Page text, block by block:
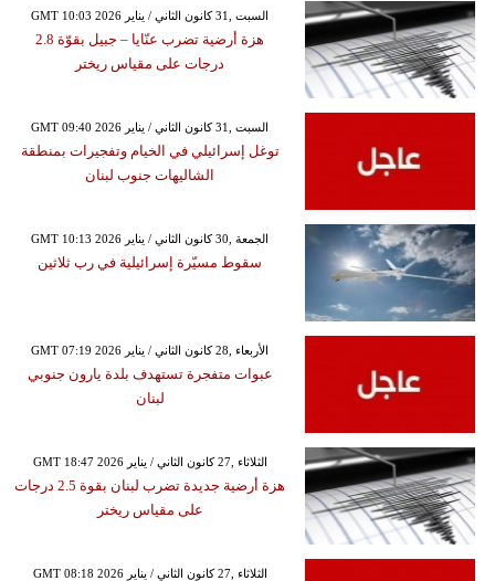
GMT 10:03 2026 السبت ,31 كانون الثاني / يناير
هزة أرضية تضرب عنّايا – جبيل بقوّة 2.8
درجات على مقياس ريختر
GMT 09:40 2026 السبت ,31 كانون الثاني / يناير
توغل إسرائيلي في الخيام وتفجيرات بمنطقة
الشاليهات جنوب لبنان
GMT 10:13 2026 الجمعة ,30 كانون الثاني / يناير
سقوط مسيّرة إسرائيلية في رب ثلاثين
GMT 07:19 2026 الأربعاء ,28 كانون الثاني / يناير
عبوات متفجرة تستهدف بلدة يارون جنوبي
لبنان
GMT 18:47 2026 الثلاثاء ,27 كانون الثاني / يناير
هزة أرضية جديدة تضرب لبنان بقوة 2.5 درجات
على مقياس ريختر
GMT 08:18 2026 الثلاثاء ,27 كانون الثاني / يناير